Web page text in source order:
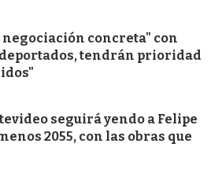
negociación concreta" con
deportados, tendrán prioridad
seguirá yendo a Felipe
2055, con las obras que